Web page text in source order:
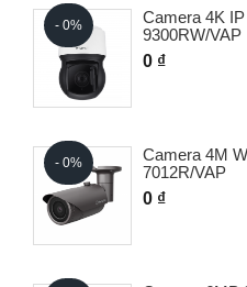
- 0%
Camera 4K
9300RW/VAP
0 ₫
- 0%
Camera 4M
7012R/VAP
0 ₫